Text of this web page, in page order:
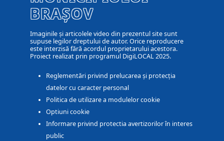
BRAȘOV
Imaginile și articolele video din prezentul site sunt
supuse legilor dreptului de autor. Orice reproducere
este interzisă fără acordul proprietarului acestora.
Proiect realizat prin programul DigiLOCAL 2025.
Reglementări privind prelucarea și protecția
datelor cu caracter personal
Politica de utilizare a modulelor cookie
Optiuni cookie
Informare privind protectia avertizorilor în interes
public